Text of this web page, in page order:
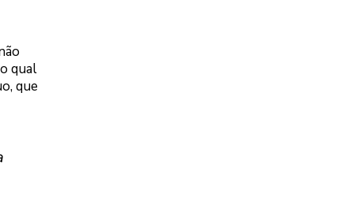
qual
que